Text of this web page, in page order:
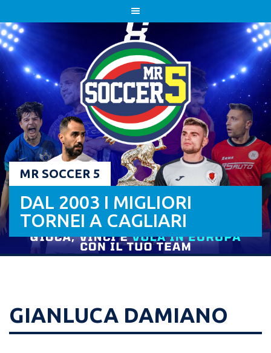
to
content
MR SOCCER 5
DAL 2003 I MIGLIORI
TORNEI A CAGLIARI
GIANLUCA DAMIANO